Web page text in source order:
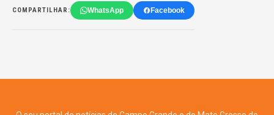
COMPARTILHAR: WhatsApp Facebook